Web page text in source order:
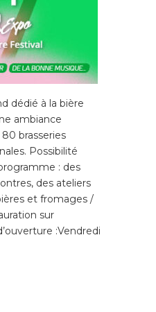
dédié à la bière
ambiance
brasseries
Possibilité
: des
des ateliers
et fromages /
sur
:Vendredi